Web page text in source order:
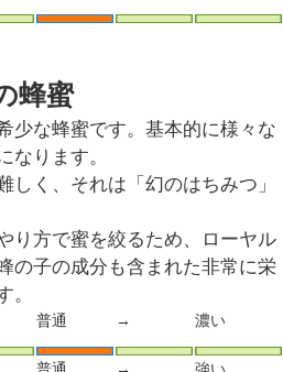
蜂蜜
少な蜂蜜です。基本的に様々な
なります。
しく、それは「幻のはちみつ」
り方で蜜を絞るため、ローヤル
の子の成分も含まれた非常に栄
。
普通 → 濃い